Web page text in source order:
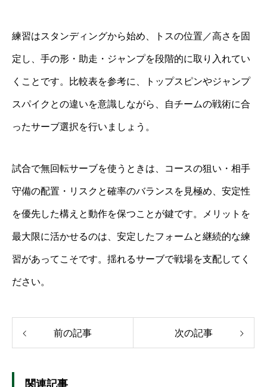
練習はスタンディングから始め、トスの位置／高さを固
定し、手の形・助走・ジャンプを段階的に取り入れてい
くことです。比較表を参考に、トップスピンやジャンプ
スパイクとの違いを意識しながら、自チームの戦術に合
ったサーブ選択を行いましょう。
試合で無回転サーブを使うときは、コースの狙い・相手
守備の配置・リスクと確率のバランスを見極め、安定性
を優先した構えと動作を保つことが鍵です。メリットを
最大限に活かせるのは、安定したフォームと継続的な練
習があってこそです。揺れるサーブで戦場を支配してく
ださい。
前の記事 次の記事
関連記事